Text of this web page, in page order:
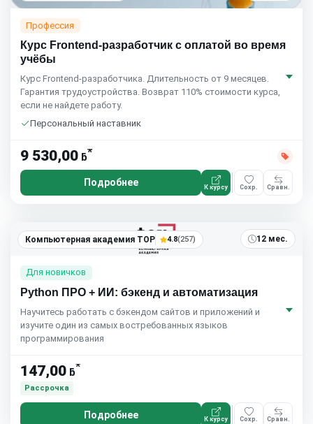
Профессия
Курс Frontend-разработчик с оплатой во время
учёбы
Курс Frontend-разработчика. Длительность от 9 месяцев.
Гарантия трудоустройства. Возврат 110% стоимости курса,
если не найдете работу.
Персональный наставник
9 530,00 ƃ*
Подробнее К курсу Сохр. Сравн.
Компьютерная академия TOP 4.8(257) 12 мес.
Для новичков
Python ПРО + ИИ: бэкенд и автоматизация
Научитесь работать с бэкендом сайтов и приложений и
изучите один из самых востребованных языков
программирования
147,00 ƃ*
Рассрочка
Подробнее К курсу Сохр. Сравн.